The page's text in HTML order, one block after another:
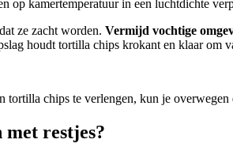
op kamertemperatuur in een luchtdichte
ze zacht worden. Vermijd vochtige
houdt tortilla chips krokant en klaar om
tortilla chips te verlengen, kun je
met restjes?